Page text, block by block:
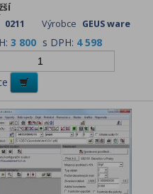
0211 Výrobce GEUS ware
3 800 s DPH: 4 598